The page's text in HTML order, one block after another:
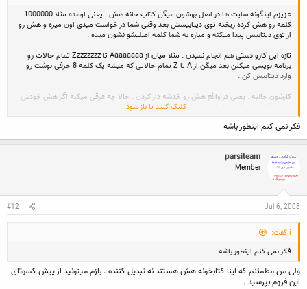
عزیزم اینگونه سایت ها در اصل بهشون میگن کتاب خانه هش . یعنی اومده مثلا 1000000
کلمه رو هش کرده ریخته توی دیتابیسش بعد وقتی شما در خواست میدی اون میره و هش رو
از توی دیتابیس پیدا میکنه و میاره به شما کلمه اصلیشو نشون میده .
تازه این کارو دستی هم انجام نمیدن . مثلا میان از Aaaaaaaa تا Zzzzzzzz تمام حالات رو
برنامه نویسی میکنن بعد میگن از A تا Z تمام حالاتی که میشه یک کلمه 8 حرفی نوشت رو
وارد دیتابیس کن .
کارشون جالبه . یعنی در واقع هش رو خدشه دار کردن . حالا چه فرقی میکنه اگر هش خودش
بر نمی گرده به حالت اول از طریق این سایتا که میشه برگردون .
بردار بقیشو ول کن . بعد دوباره این 7 حرف رو هش کن . اینجوری امکان بدست آوردش 0 میشه
کلیک کنید تا باز شود...
فکر نمی کنم اینطور باشه
parsiteam
Member
Jul 6, 2008
#12
i گفت:
فکر نمی کنم اینطور باشه
ولی من مطمئنم که اینا کتابخونه هش هستند نه تبدیل کننده . بازم میتونید از پیش کسوتای
این فروم بپرسید .